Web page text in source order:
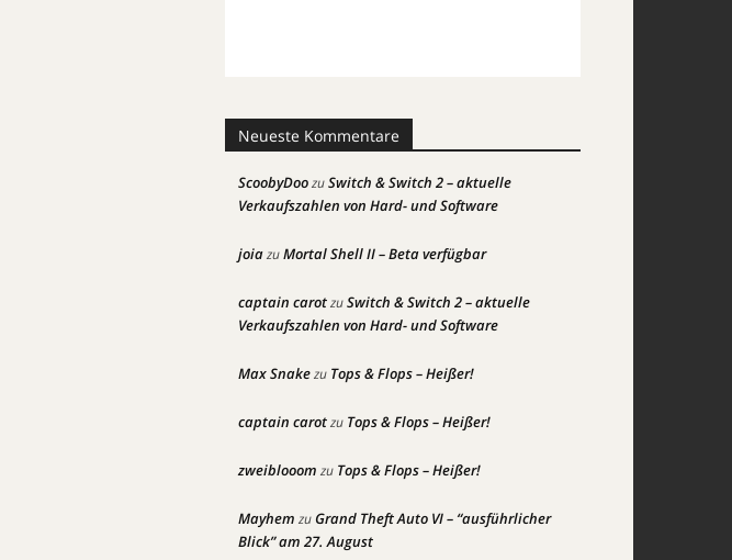
Neueste Kommentare
ScoobyDoozuSwitch & Switch 2 – aktuelle
Verkaufszahlen von Hard- und Software
joiazuMortal Shell II – Beta verfügbar
captain carotzuSwitch & Switch 2 – aktuelle
Verkaufszahlen von Hard- und Software
Max Snakezu Tops & Flops – Heißer!
captain carotzu Tops & Flops – Heißer!
zweiblooom zu Tops & Flops – Heißer!
Mayhem zuGrand Theft Auto VI – “ausführlicher
Blick” am 27. August